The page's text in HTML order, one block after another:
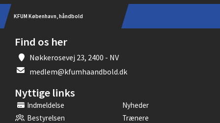
KFUM København, håndbold
Find os her
Nøkkerosevej 23, 2400 - NV
medlem@kfumhaandbold.dk
Nyttige links
Indmeldelse
Nyheder
Bestyrelsen
Trænere